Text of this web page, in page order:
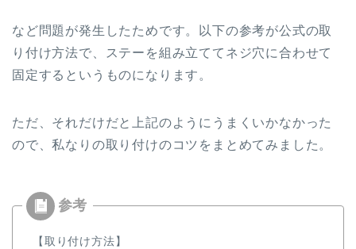
など問題が発生したためです。以下の参考が公式の取
り付け方法で、ステーを組み立ててネジ穴に合わせて
固定するというものになります。
ただ、それだけだと上記のようにうまくいかなかった
ので、私なりの取り付けのコツをまとめてみました。
【取り付け方法】